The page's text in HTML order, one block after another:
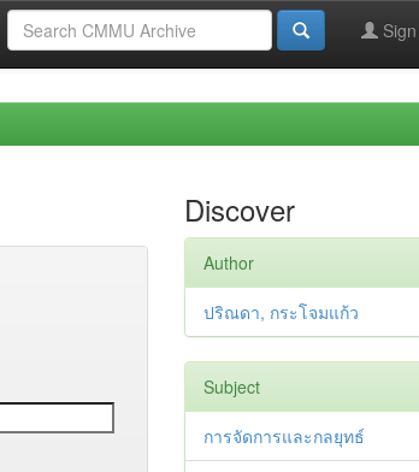
Discover
Author
ปริณดา, กระโจมแก้ว
Subject
การจัดการและกลยุทธ์